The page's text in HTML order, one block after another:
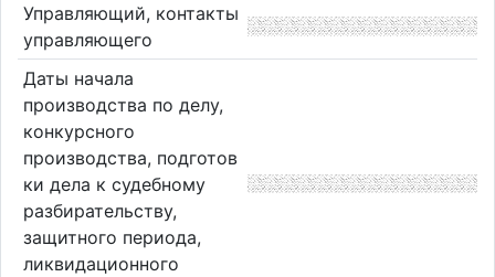
Управляющий, контакты
управляющего
Даты начала
производства по делу,
конкурсного
производства, подготов
ки дела к судебному
разбирательству,
защитного периода,
ликвидационного